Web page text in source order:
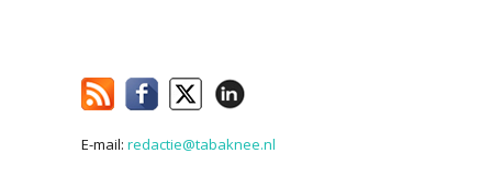
E-mail: redactie@tabaknee.nl